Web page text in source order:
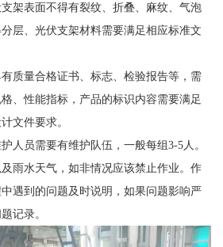
架表面不得有裂纹、折叠、麻纹、气泡
层、光伏支架材料需要满足相应标准文
质量合格证书、标志、检验报告等，需
、性能指标，产品的标识内容需要满足
文件要求。
人员需要有维护队伍，一般每组3-5人。
雨水天气，如非情况应该禁止作业。作
遇到的问题及时说明，如果问题影响严
记录。